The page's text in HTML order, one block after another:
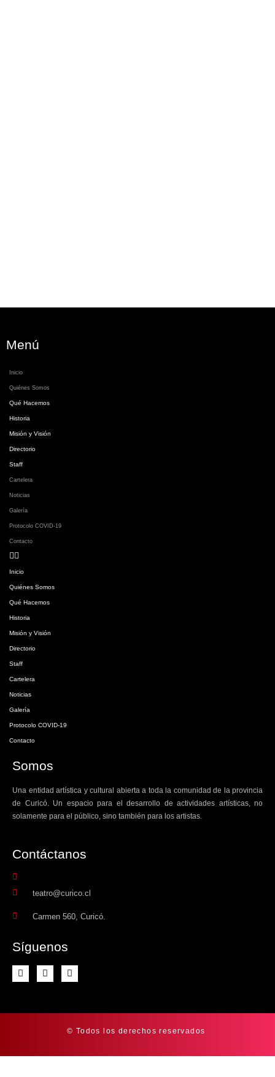
Menú
Inicio
Quiénes Somos
Qué Hacemos
Historia
Misión y Visión
Directorio
Staff
Cartelera
Noticias
Galería
Protocolo COVID-19
Contacto
Inicio
Quiénes Somos
Qué Hacemos
Historia
Misión y Visión
Directorio
Staff
Cartelera
Noticias
Galería
Protocolo COVID-19
Contacto
Somos
Una entidad artística y cultural abierta a toda la comunidad de la provincia
de Curicó. Un espacio para el desarrollo de actividades artísticas, no
solamente para el público, sino también para los artistas.
Contáctanos​
teatro@curico.cl
Carmen 560, Curicó.
Síguenos
© Todos los derechos reservados